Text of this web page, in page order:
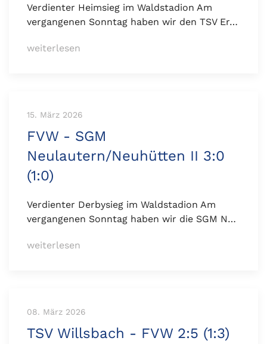
Verdienter Heimsieg im Waldstadion Am
vergangenen Sonntag haben wir den TSV Er…
weiterlesen
15. März 2026
FVW - SGM
Neulautern/Neuhütten II 3:0
(1:0)
Verdienter Derbysieg im Waldstadion Am
vergangenen Sonntag haben wir die SGM N…
weiterlesen
08. März 2026
TSV Willsbach - FVW 2:5 (1:3)